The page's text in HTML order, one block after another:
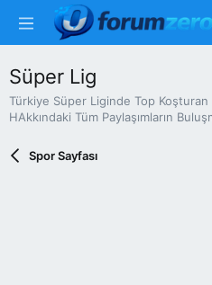
Süper Lig
Türkiye Süper Liginde Top Koşturan
HAkkındaki Tüm Paylaşımların
Spor Sayfası